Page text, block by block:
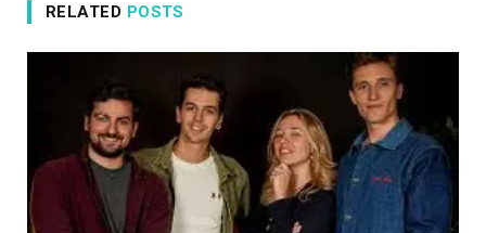
RELATED POSTS